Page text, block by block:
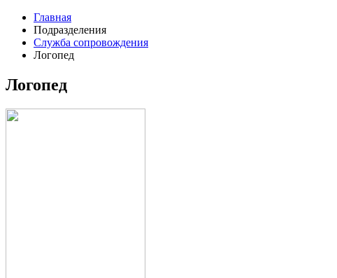
Главная
Подразделения
Служба сопровождения
Логопед
Логопед